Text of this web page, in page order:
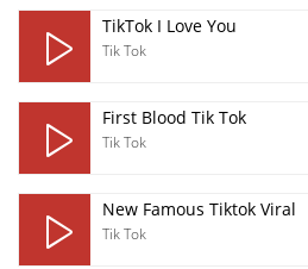
TikTok I Love You
Tik Tok
First Blood Tik Tok
Tik Tok
New Famous Tiktok Viral
Tik Tok